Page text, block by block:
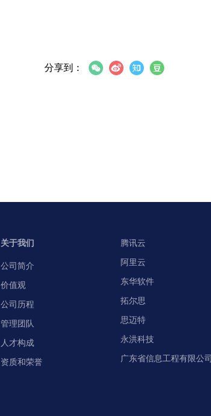
分享到：
关于我们
公司简介
价值观
公司历程
管理团队
人才构成
资质和荣誉
腾讯云
阿里云
东华软件
拓尔思
思迈特
永洪科技
广东省信息工程有限公司